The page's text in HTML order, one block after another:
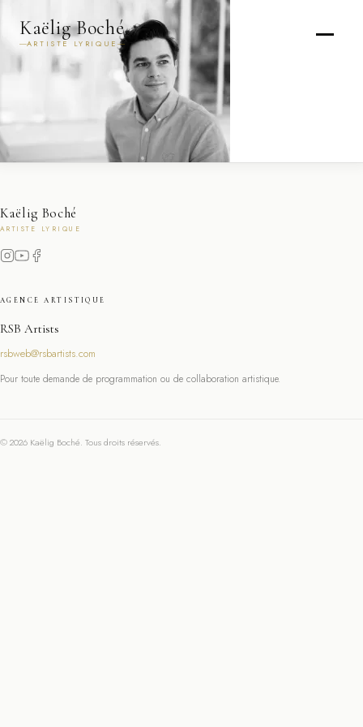
Kaëlig Boché
ARTISTE LYRIQUE
Kaëlig Boché
ARTISTE LYRIQUE
AGENCE ARTISTIQUE
RSB Artists
rsbweb@rsbartists.com
Pour toute demande de programmation ou de collaboration artistique.
© 2026 Kaëlig Boché. Tous droits réservés.